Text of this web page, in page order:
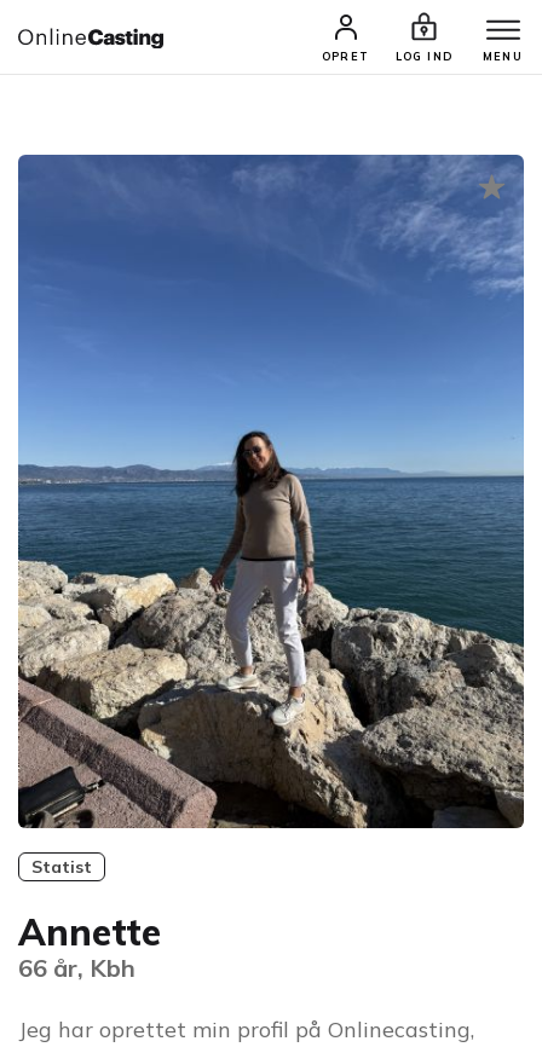
OPRET LOG IND MENU
CASTINGS & JOBS SØG PROFIL
Statist
Annette
66 år, Kbh
Jeg har oprettet min profil på Onlinecasting,